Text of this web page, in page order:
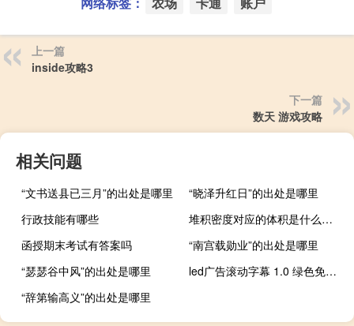
上一篇
inside攻略3
下一篇
数天 游戏攻略
相关问题
“文书送县已三月”的出处是哪里
“晓泽升红日”的出处是哪里
行政技能有哪些
堆积密度对应的体积是什么（堆积密度是什么意思）
函授期末考试有答案吗
“南宫载勋业”的出处是哪里
“瑟瑟谷中风”的出处是哪里
led广告滚动字幕 1.0 绿色免费版（led广告滚动字幕 1.0 绿色免费版功能简介）
“辞第输高义”的出处是哪里